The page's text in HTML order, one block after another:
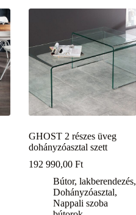
GHOST 2 részes üveg
dohányzóasztal szett
192 990,00Ft
Bútor, lakberendezés,
Dohányzóasztal,
Nappali szoba